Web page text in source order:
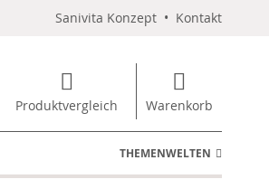
Sanivita Konzept • Kontakt
Produktvergleich Warenkorb
THEMENWELTEN